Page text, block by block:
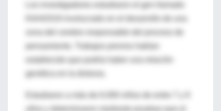
Los investigadores estudiaron el gen llamado
pensamiento. Trabajos previos habían
genética en la dislexia.